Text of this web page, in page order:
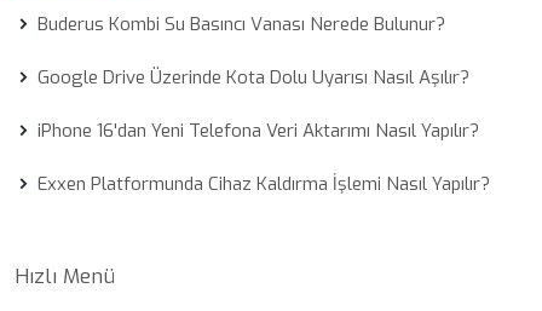
Buderus Kombi Su Basıncı Vanası Nerede Bulunur?
Google Drive Üzerinde Kota Dolu Uyarısı Nasıl Aşılır?
iPhone 16'dan Yeni Telefona Veri Aktarımı Nasıl Yapılır?
Exxen Platformunda Cihaz Kaldırma İşlemi Nasıl Yapılır?
Hızlı Menü